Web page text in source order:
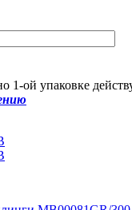
1-ой упаковке